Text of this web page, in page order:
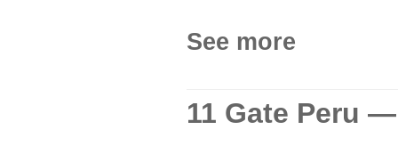
See more
11 Gate Peru